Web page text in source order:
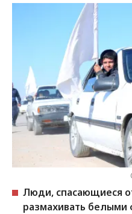
Люди, спасающиеся
размахивать